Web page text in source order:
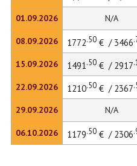
01.09.2026
08.09.2026
15.09.2026
22.09.2026
29.09.2026
06.10.2026
N/A
1772.50€ / 3466
1491.50€ / 2917
1210.50€ / 2367
N/A
1179.50€ / 2306